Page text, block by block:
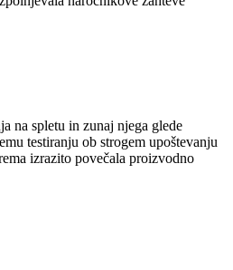
na spletu in zunaj njega glede
testiranju ob strogem upoštevanju
izrazito povečala proizvodno